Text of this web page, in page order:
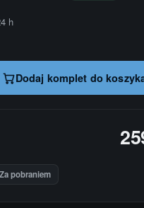
h
Dodaj komplet do
Za pobraniem